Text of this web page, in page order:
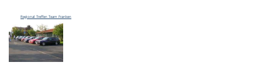
Regional Treffen Team Franken